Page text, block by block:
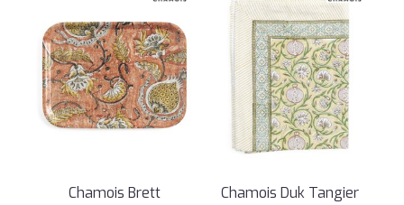
Chamois Brett
Chamois Duk Tangier